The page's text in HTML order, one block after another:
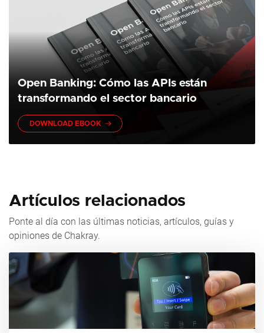
Open Banking: Cómo las APIs están
transformando el sector bancario
DOWNLOAD EBOOK
Artículos relacionados
Ponte al día con las últimas noticias, artículos, guías y
opiniones de Chakray.